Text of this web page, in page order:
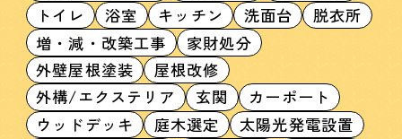
トイレ
浴室 キッチン 洗面台
脱衣所
増・減・改築工事
家財処分
外壁屋根塗装
屋根改修
外構/エクステリア
玄関
カーポート
ウッドデッキ
庭木選定
太陽光発電設置